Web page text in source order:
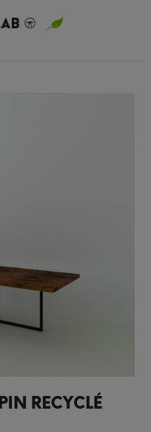
RECYCLÉ